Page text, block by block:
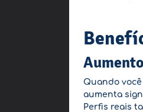
Quando
aumenta
Perfis reais